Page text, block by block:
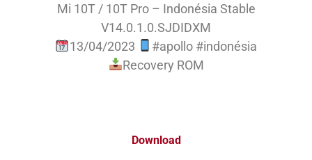
Mi 10T / 10T Pro – Indonésia Stable
V14.0.1.0.SJDIDXM
13/04/2023
#apollo #indonésia
Recovery ROM
Download